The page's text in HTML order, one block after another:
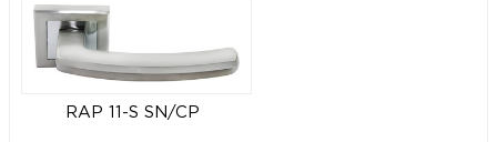
RAP 11-S SN/CP